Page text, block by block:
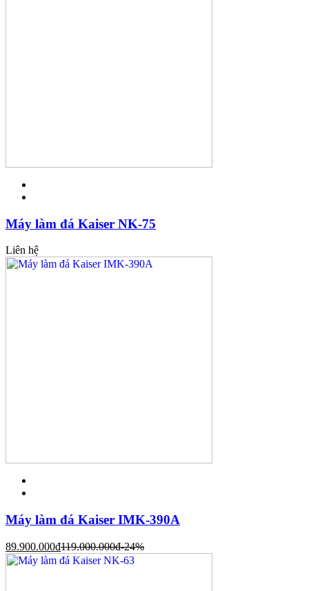
Máy làm đá Kaiser NK-75
Liên hệ
Máy làm đá Kaiser IMK-390A
89.900.000đ119.000.000đ-24%